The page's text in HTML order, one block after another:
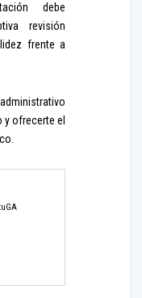
debe
revisión
frente a
ofrecerte el